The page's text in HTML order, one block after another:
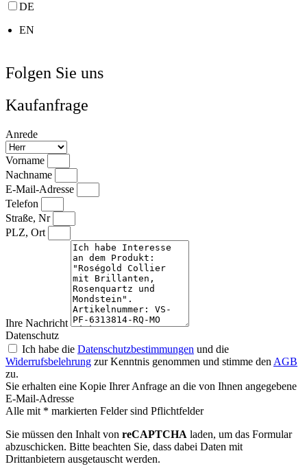
DE
EN
Folgen Sie uns
Kaufanfrage
Anrede
Vorname
Nachname
E-Mail-Adresse
Telefon
Straße, Nr
PLZ, Ort
Ihre Nachricht
Datenschutz
Ich habe die Datenschutzbestimmungen und die
Widerrufsbelehrung zur Kenntnis genommen und stimme den AGB
zu.
Sie erhalten eine Kopie Ihrer Anfrage an die von Ihnen angegebene
E-Mail-Adresse
Alle mit * markierten Felder sind Pflichtfelder
Sie müssen den Inhalt von reCAPTCHA laden, um das Formular
abzuschicken. Bitte beachten Sie, dass dabei Daten mit
Drittanbietern ausgetauscht werden.